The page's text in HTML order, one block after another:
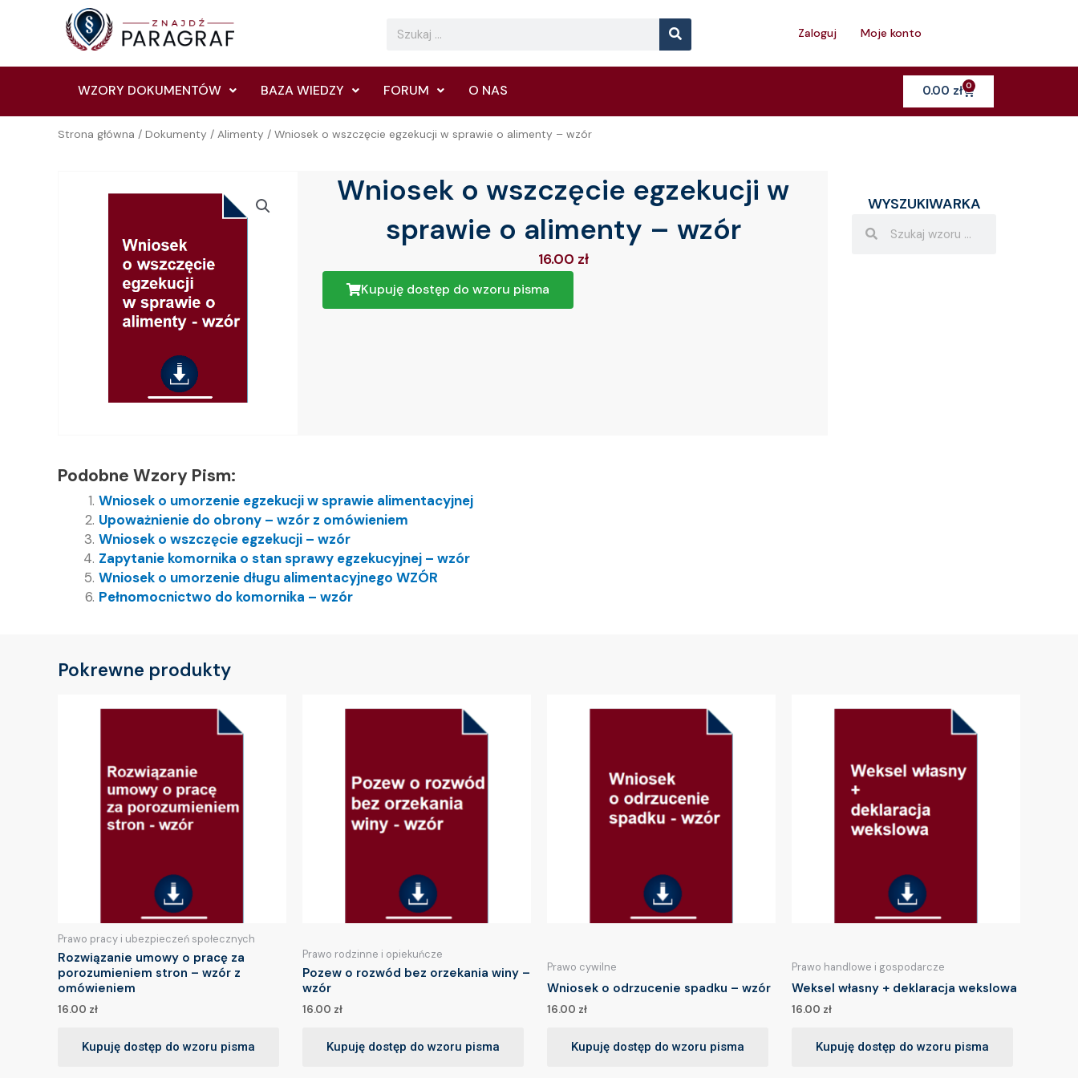
Search Search
Zaloguj Moje konto
WZORY DOKUMENTÓW BAZA WIEDZY FORUM O NAS 0.00 zł 0Cart
Strona główna / Dokumenty / Alimenty / Wniosek o wszczęcie egzekucji w sprawie o alimenty – wzór
Wniosek o wszczęcie egzekucji w
sprawie o alimenty – wzór
16.00 zł
Kupuję dostęp do wzoru pisma
WYSZUKIWARKA
Podobne Wzory Pism:
Wniosek o umorzenie egzekucji w sprawie alimentacyjnej
Upoważnienie do obrony – wzór z omówieniem
Wniosek o wszczęcie egzekucji – wzór
Zapytanie komornika o stan sprawy egzekucyjnej – wzór
Wniosek o umorzenie długu alimentacyjnego WZÓR
Pełnomocnictwo do komornika – wzór
Pokrewne produkty
Prawo pracy i ubezpieczeń społecznych
Rozwiązanie umowy o pracę za
porozumieniem stron – wzór z
omówieniem
16.00 zł
Kupuję dostęp do wzoru pisma
Prawo rodzinne i opiekuńcze
Pozew o rozwód bez orzekania winy –
wzór
16.00 zł
Kupuję dostęp do wzoru pisma
Prawo cywilne
Wniosek o odrzucenie spadku – wzór
16.00 zł
Kupuję dostęp do wzoru pisma
Prawo handlowe i gospodarcze
Weksel własny + deklaracja wekslowa
16.00 zł
Kupuję dostęp do wzoru pisma